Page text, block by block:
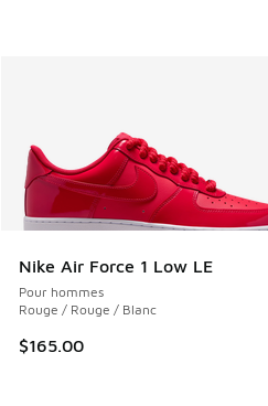
Nike Air Force 1 Low LE
Pour hommes
Rouge / Rouge / Blanc
$165.00